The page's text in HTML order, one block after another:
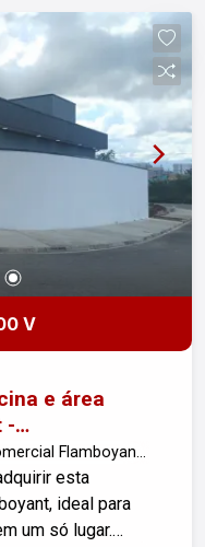
V
e área
-
Flamboyant
esta
ideal para
um só lugar.